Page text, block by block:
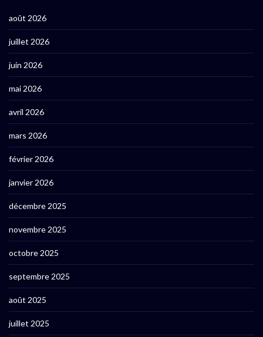
août 2026
juillet 2026
juin 2026
mai 2026
avril 2026
mars 2026
février 2026
janvier 2026
décembre 2025
novembre 2025
octobre 2025
septembre 2025
août 2025
juillet 2025